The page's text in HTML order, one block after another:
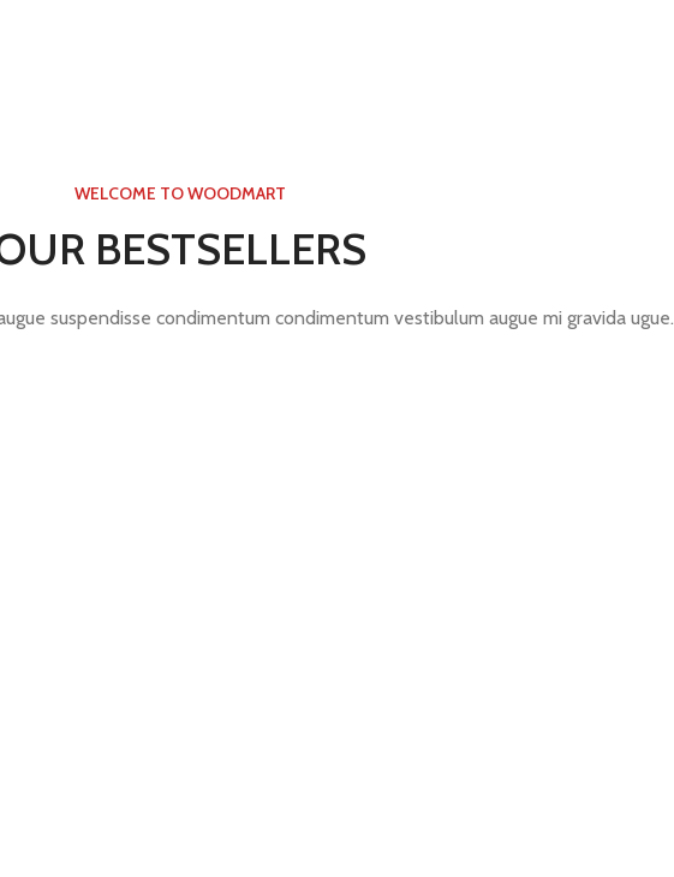
WELCOME TO WOODMART
BESTSELLERS
suspendisse condimentum condimentum vestibulum augue mi gravida ugue.